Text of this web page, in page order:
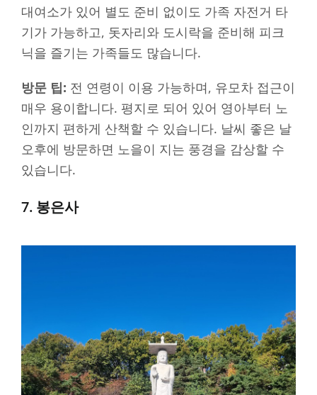
대여소가 있어 별도 준비 없이도 가족 자전거 타
기가 가능하고, 돗자리와 도시락을 준비해 피크
닉을 즐기는 가족들도 많습니다.
방문 팁: 전 연령이 이용 가능하며, 유모차 접근이
매우 용이합니다. 평지로 되어 있어 영아부터 노
인까지 편하게 산책할 수 있습니다. 날씨 좋은 날
오후에 방문하면 노을이 지는 풍경을 감상할 수
있습니다.
7. 봉은사